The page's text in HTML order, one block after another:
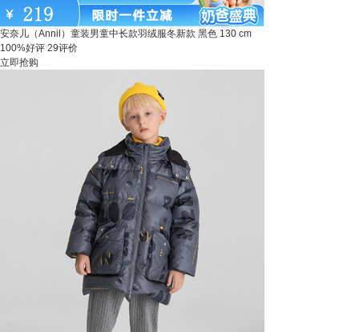
安奈儿（Annil）童装男童中长款羽绒服冬新款 黑色 130 cm
100%好评 29评价
立即抢购